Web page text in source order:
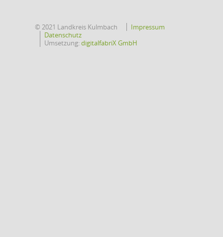
© 2021 Landkreis Kulmbach
Impressum
Datenschutz
Umsetzung:digitalfabriX GmbH